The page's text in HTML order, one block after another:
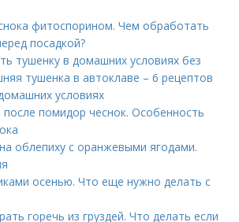
фитоспорином. Чем обработать
посадкой?
тушенку в домашних условиях без
тушенка в автоклаве – 6 рецептов
условиях
помидор чеснок. Особенность
облепиху с оранжевыми ягодами.
осенью. Что еще нужно делать с
горечь из груздей. Что делать если